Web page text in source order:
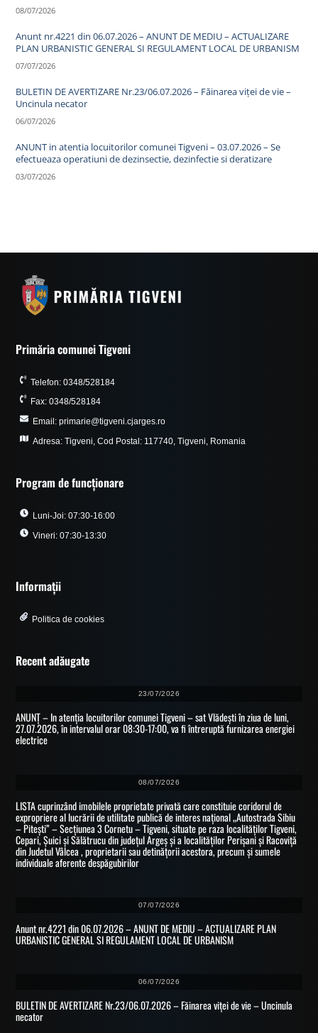
08/07/2026
Anunt nr.4221 din 06.07.2026 – ANUNT DE MEDIU – ACTUALIZARE
PLAN URBANISTIC GENERAL SI REGULAMENT LOCAL DE URBANISM
07/07/2026
BULETIN DE AVERTIZARE Nr.23/06.07.2026 – Făinarea viței de vie –
Uncinula necator
06/07/2026
ANUNT in atentia locuitorilor comunei Tigveni – 03.07.2026 – Se
efectueaza operatiuni de dezinsectie, dezinfectie si deratizare
03/07/2026
Primăria comunei Tigveni
Telefon: 0348/528184
Fax: 0348/528184
Email: primarie@tigveni.cjarges.ro
Adresa: Tigveni, Cod Postal: 117740, Tigveni, Romania
Program de funcționare
Luni-Joi: 07:30-16:00
Vineri: 07:30-13:30
Informații
Politica de cookies
Recent adăugate
23/07/2026
ANUNȚ – In atenția locuitorilor comunei Tigveni – sat Vlădești în ziua de luni,
27.07.2026, în intervalul orar 08:30-17:00, va fi întreruptă furnizarea energiei
electrice
08/07/2026
LISTA cuprinzând imobilele proprietate privată care constituie coridorul de
expropriere al lucrării de utilitate publică de interes național „Autostrada Sibiu
– Pitești” – Secțiunea 3 Cornetu – Tigveni, situate pe raza localităților Tigveni,
Cepari, Șuici și Sălătrucu din județul Argeș și a localităților Perișani și Racoviță
din Judetul Vâlcea , proprietarii sau detinățorii acestora, precum și sumele
individuale aferente despăgubirilor
07/07/2026
Anunt nr.4221 din 06.07.2026 – ANUNT DE MEDIU – ACTUALIZARE PLAN
URBANISTIC GENERAL SI REGULAMENT LOCAL DE URBANISM
06/07/2026
BULETIN DE AVERTIZARE Nr.23/06.07.2026 – Făinarea viței de vie – Uncinula
necator